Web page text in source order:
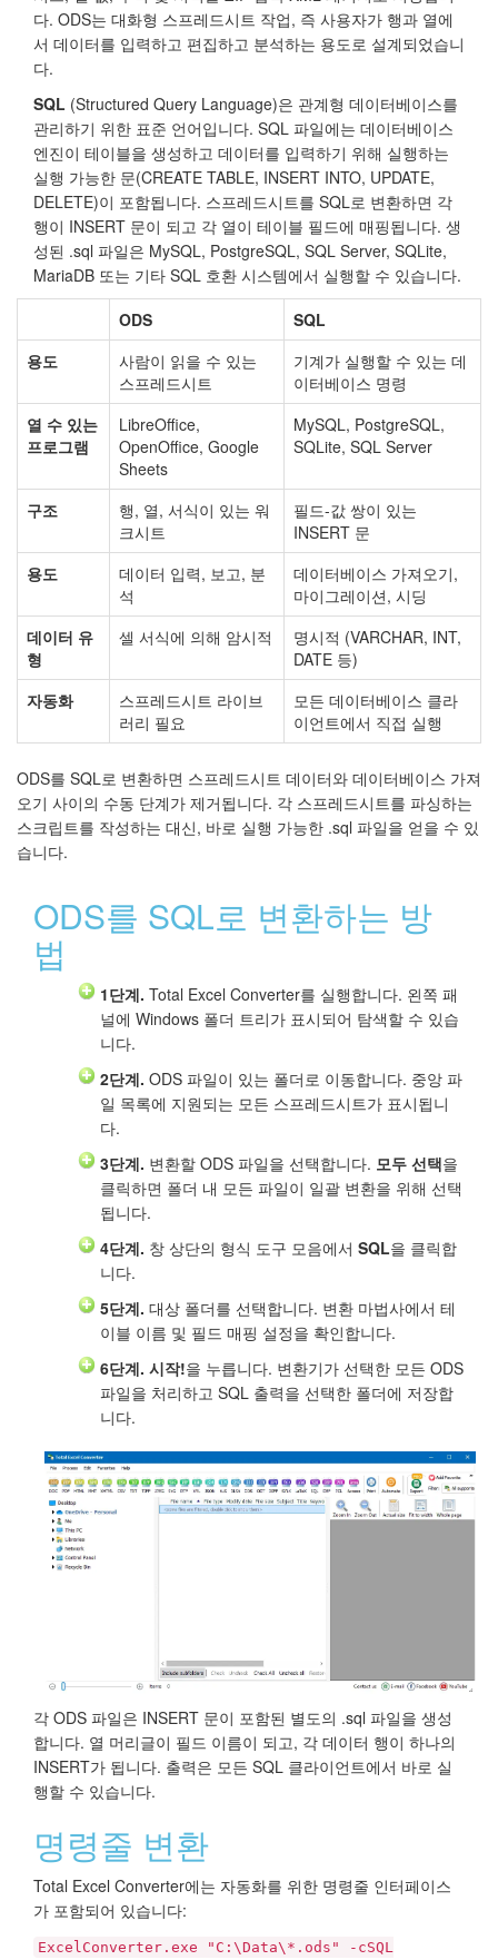
다. ODS는 대화형 스프레드시트 작업, 즉 사용자가 행과 열에
서 데이터를 입력하고 편집하고 분석하는 용도로 설계되었습니
다.
SQL (Structured Query Language)은 관계형 데이터베이스를
관리하기 위한 표준 언어입니다. SQL 파일에는 데이터베이스
엔진이 테이블을 생성하고 데이터를 입력하기 위해 실행하는
실행 가능한 문(CREATE TABLE, INSERT INTO, UPDATE,
DELETE)이 포함됩니다. 스프레드시트를 SQL로 변환하면 각
행이 INSERT 문이 되고 각 열이 테이블 필드에 매핑됩니다. 생
성된 .sql 파일은 MySQL, PostgreSQL, SQL Server, SQLite,
MariaDB 또는 기타 SQL 호환 시스템에서 실행할 수 있습니다.
ODS
SQL
용도
사람이 읽을 수 있는
스프레드시트
기계가 실행할 수 있는 데
이터베이스 명령
열 수 있는
프로그램
LibreOffice,
OpenOffice, Google
Sheets
MySQL, PostgreSQL,
SQLite, SQL Server
구조
행, 열, 서식이 있는 워
크시트
필드-값 쌍이 있는
INSERT 문
용도
데이터 입력, 보고, 분
석
데이터베이스 가져오기,
마이그레이션, 시딩
데이터 유
형
셀 서식에 의해 암시적
명시적 (VARCHAR, INT,
DATE 등)
자동화
스프레드시트 라이브
러리 필요
모든 데이터베이스 클라
이언트에서 직접 실행
ODS를 SQL로 변환하면 스프레드시트 데이터와 데이터베이스 가져
오기 사이의 수동 단계가 제거됩니다. 각 스프레드시트를 파싱하는
스크립트를 작성하는 대신, 바로 실행 가능한 .sql 파일을 얻을 수 있
습니다.
ODS를 SQL로 변환하는 방
법
1단계. Total Excel Converter를 실행합니다. 왼쪽 패
널에 Windows 폴더 트리가 표시되어 탐색할 수 있습
니다.
2단계. ODS 파일이 있는 폴더로 이동합니다. 중앙 파
일 목록에 지원되는 모든 스프레드시트가 표시됩니
다.
3단계. 변환할 ODS 파일을 선택합니다. 모두 선택을
클릭하면 폴더 내 모든 파일이 일괄 변환을 위해 선택
됩니다.
4단계. 창 상단의 형식 도구 모음에서 SQL을 클릭합
니다.
5단계. 대상 폴더를 선택합니다. 변환 마법사에서 테
이블 이름 및 필드 매핑 설정을 확인합니다.
6단계. 시작!을 누릅니다. 변환기가 선택한 모든 ODS
파일을 처리하고 SQL 출력을 선택한 폴더에 저장합
니다.
각 ODS 파일은 INSERT 문이 포함된 별도의 .sql 파일을 생성
합니다. 열 머리글이 필드 이름이 되고, 각 데이터 행이 하나의
INSERT가 됩니다. 출력은 모든 SQL 클라이언트에서 바로 실
행할 수 있습니다.
명령줄 변환
Total Excel Converter에는 자동화를 위한 명령줄 인터페이스
가 포함되어 있습니다:
ExcelConverter.exe "C:\Data\*.ods" -cSQL